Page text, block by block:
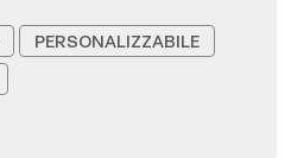
PERSONALIZZABILE